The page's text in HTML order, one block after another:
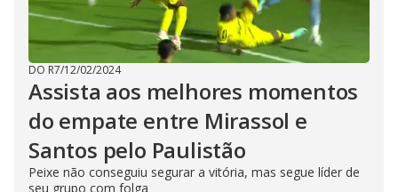
DO R7/12/02/2024
Assista aos melhores momentos
do empate entre Mirassol e
Santos pelo Paulistão
Peixe não conseguiu segurar a vitória, mas segue líder de
seu grupo com folga